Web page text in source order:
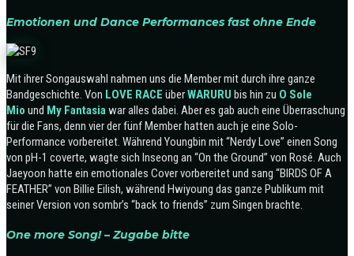
Emotionen und Dance Performances fast ohne Ende
Mit ihrer Songauswahl nahmen uns die Member mit durch ihre ganze
Bandgeschichte. Von LOVE RACE überWARURU bis hin zu O Sole
Mio und My Fantasiawar alles dabei. Aber es gab auch eine Überraschung
für die Fans, denn vier der fünf Member hatten auch je eine Solo-
Performance vorbereitet. Während Youngbin mit “Nerdy Love” einen Song
von pH-1 coverte, wagte sich Inseong an “On the Ground” von Rosé. Auch
Jaeyoon hatte ein emotionales Cover vorbereitet und sang “BIRDS OF A
FEATHER” von Billie Eilish, während Hwiyoung das ganze Publikum mit
seiner Version von sombr’s “back to friends” zum Singen brachte.
One more Song! – Zugabe bitte